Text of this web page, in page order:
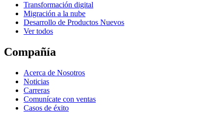
Transformación digital
Migración a la nube
Desarrollo de Productos Nuevos
Ver todos
Compañía
Acerca de Nosotros
Noticias
Carreras
Comunícate con ventas
Casos de éxito